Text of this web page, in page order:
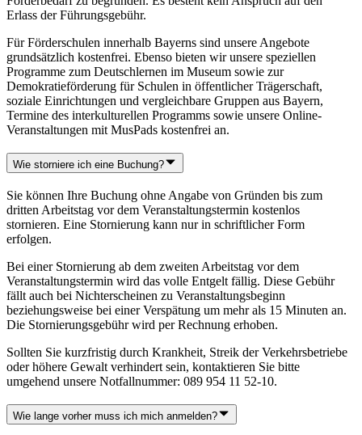
Erlass der Führungsgebühr.
Für Förderschulen innerhalb Bayerns sind unsere Angebote
grundsätzlich kostenfrei. Ebenso bieten wir unsere speziellen
Programme zum Deutschlernen im Museum sowie zur
Demokratieförderung für Schulen in öffentlicher Trägerschaft,
soziale Einrichtungen und vergleichbare Gruppen aus Bayern,
Termine des interkulturellen Programms sowie unsere Online-
Veranstaltungen mit MusPads kostenfrei an.
Wie storniere ich eine Buchung?
Sie können Ihre Buchung ohne Angabe von Gründen bis zum
dritten Arbeitstag vor dem Veranstaltungstermin kostenlos
stornieren. Eine Stornierung kann nur in schriftlicher Form
erfolgen.
Bei einer Stornierung ab dem zweiten Arbeitstag vor dem
Veranstaltungstermin wird das volle Entgelt fällig. Diese Gebühr
fällt auch bei Nichterscheinen zu Veranstaltungsbeginn
beziehungsweise bei einer Verspätung um mehr als 15 Minuten an.
Die Stornierungsgebühr wird per Rechnung erhoben.
Sollten Sie kurzfristig durch Krankheit, Streik der Verkehrsbetriebe
oder höhere Gewalt verhindert sein, kontaktieren Sie bitte
umgehend unsere Notfallnummer: 089 954 11 52-10.
Wie lange vorher muss ich mich anmelden?